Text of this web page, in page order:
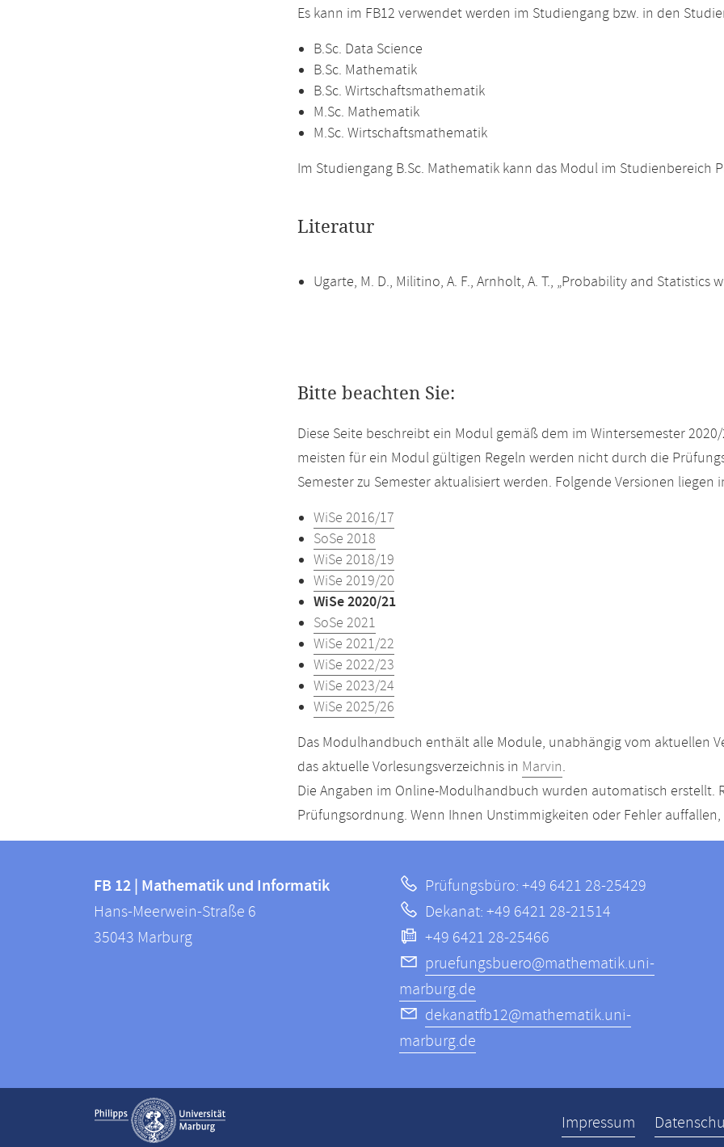
Es kann im FB12 verwendet werden im Studiengang bzw. in den
B.Sc. Data Science
B.Sc. Mathematik
B.Sc. Wirtschaftsmathematik
M.Sc. Mathematik
M.Sc. Wirtschaftsmathematik
Im Studiengang B.Sc. Mathematik kann das Modul im Studienbereich
Literatur
Ugarte, M. D., Militino, A. F., Arnholt, A. T., „Probability and Statistics
Bitte beachten Sie:
Diese Seite beschreibt ein Modul gemäß dem im Wintersemester
meisten für ein Modul gültigen Regeln werden nicht durch die
Semester zu Semester aktualisiert werden. Folgende Versionen
WiSe 2016/17
SoSe 2018
WiSe 2018/19
WiSe 2019/20
WiSe 2020/21
SoSe 2021
WiSe 2021/22
WiSe 2022/23
WiSe 2023/24
WiSe 2025/26
Das Modulhandbuch enthält alle Module, unabhängig vom aktuellen
das aktuelle Vorlesungsverzeichnis in Marvin.
Die Angaben im Online-Modulhandbuch wurden automatisch erstellt.
Prüfungsordnung. Wenn Ihnen Unstimmigkeiten oder Fehler
Informationen
FB
12
FB 12 | Mathematik und Informatik
Hans-Meerwein-Straße 6
35043 Marburg
Prüfungsbüro: +49 6421 28-25429
Dekanat: +49 6421 28-21514
+49 6421 28-25466
pruefungsbuero@mathematik.uni-
marburg.de
dekanatfb12@mathematik.uni-
marburg.de
Service-
Navigation
Impressum
Kontaktinformationen ausklappen